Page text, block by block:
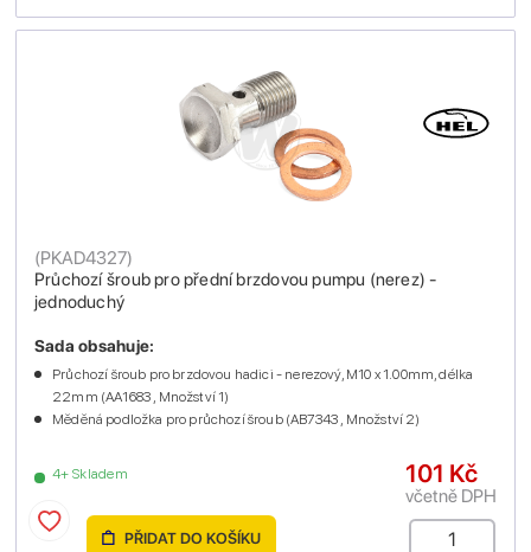
Průchozí šroub pro přední brzdovou pumpu (nerez) -
jednoduchý
(PKAD4327)
4+ Skladem
Sada obsahuje:
Průchozí šroub pro brzdovou hadici - nerezový, M10 x 1.00mm, délka
22mm (AA1683 , Množství 1)
Měděná podložka pro průchozí šroub (AB7343 , Množství 2)
101 Kč
včetně DPH
PŘIDAT DO KOŠÍKU